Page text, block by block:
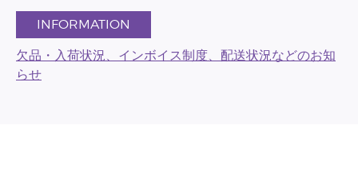
INFORMATION
欠品・入荷状況、インボイス制度、配送状況などのお知
らせ